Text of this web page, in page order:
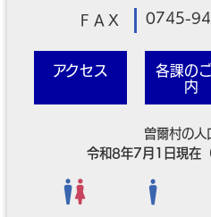
ＦＡＸ 0745-
アクセス
各課の
内
曽爾村の人
令和8年7月1日現在